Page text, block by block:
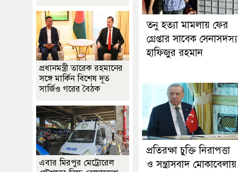
তনু হত্যা মামলায় ফের
গ্রেপ্তার সাবেক সেনাসদস্য
হাফিজুর রহমান
প্রতিরক্ষা চুক্তি নিরাপত্তা
ও সন্ত্রাসবাদ মোকাবেলায়
প্রধানমন্ত্রী তারেক রহমানের
সঙ্গে মার্কিন বিশেষ দূত
সার্জিও গরের বৈঠক
এবার মিরপুর মেট্রোরেল